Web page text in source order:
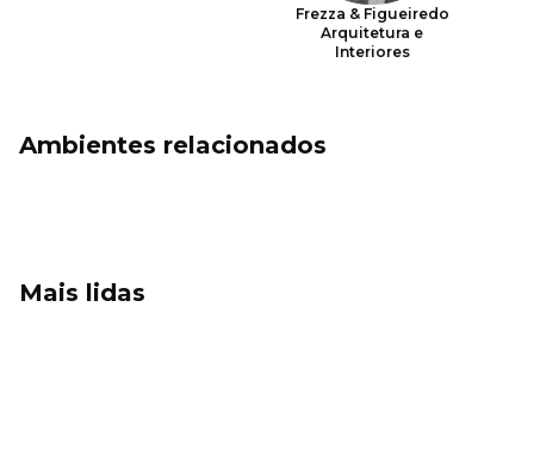
Frezza & Figueiredo
Arquitetura e
Interiores
Ambientes relacionados
Mais lidas